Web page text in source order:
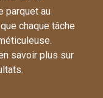
parquet au
chaque tâche
savoir plus sur